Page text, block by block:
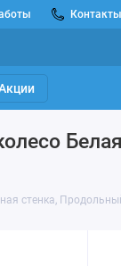
Контакты
стенка,